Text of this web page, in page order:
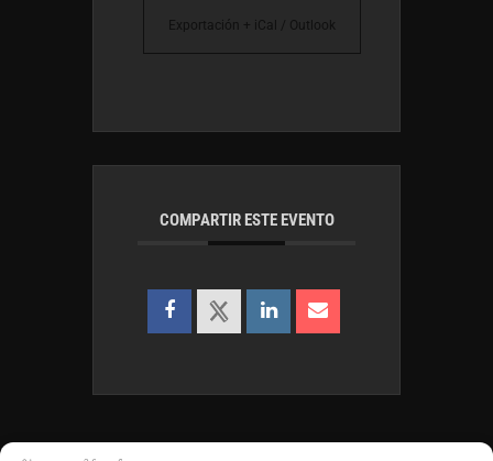
Exportación + iCal / Outlook
COMPARTIR ESTE EVENTO